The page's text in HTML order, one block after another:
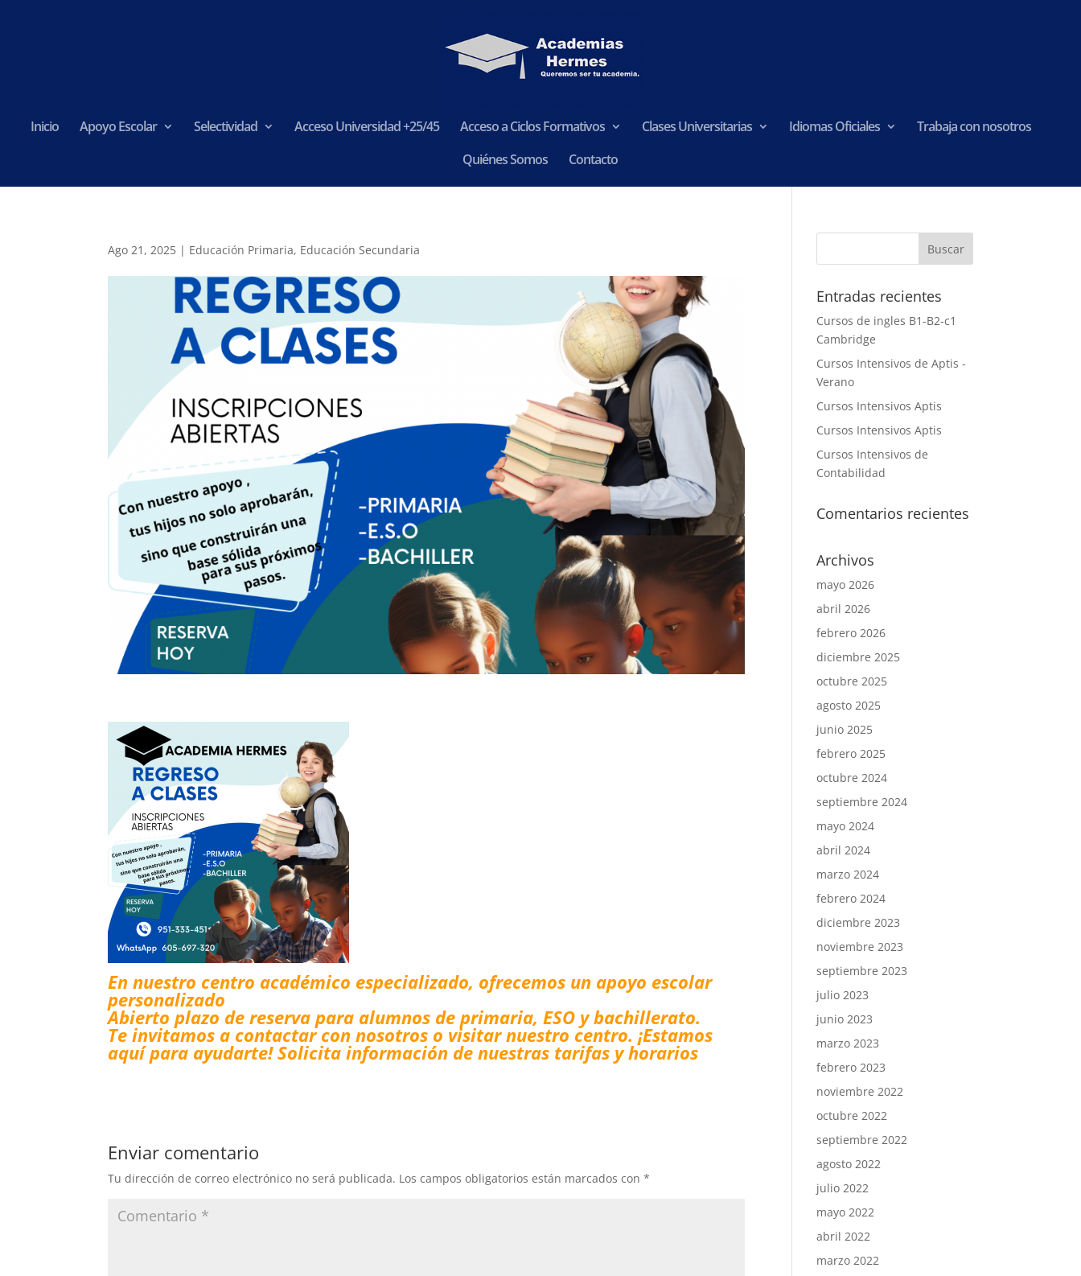
Inicio Apoyo Escolar Selectividad Acceso Universidad +25/45 Acceso a Ciclos Formativos Clases Universitarias Idiomas Oficiales
Trabaja con nosotros
Quiénes Somos
Contacto
Ago 21, 2025 | Educación Primaria, Educación Secundaria
En nuestro centro académico especializado, ofrecemos un apoyo escolar
personalizado
Abierto plazo de reserva para alumnos de primaria, ESO y bachillerato.
Te invitamos a contactar con nosotros o visitar nuestro centro. ¡Estamos
aquí para ayudarte! Solicita información de nuestras tarifas y horarios
Enviar comentario
Tu dirección de correo electrónico no será publicada. Los campos obligatorios están marcados con*
Entradas recientes
Cursos de ingles B1-B2-c1
Cambridge
Cursos Intensivos de Aptis -
Verano
Cursos Intensivos Aptis
Cursos Intensivos Aptis
Cursos Intensivos de
Contabilidad
Comentarios recientes
Archivos
mayo 2026
abril 2026
febrero 2026
diciembre 2025
octubre 2025
agosto 2025
junio 2025
febrero 2025
octubre 2024
septiembre 2024
mayo 2024
abril 2024
marzo 2024
febrero 2024
diciembre 2023
noviembre 2023
septiembre 2023
julio 2023
junio 2023
marzo 2023
febrero 2023
noviembre 2022
octubre 2022
septiembre 2022
agosto 2022
julio 2022
mayo 2022
abril 2022
marzo 2022